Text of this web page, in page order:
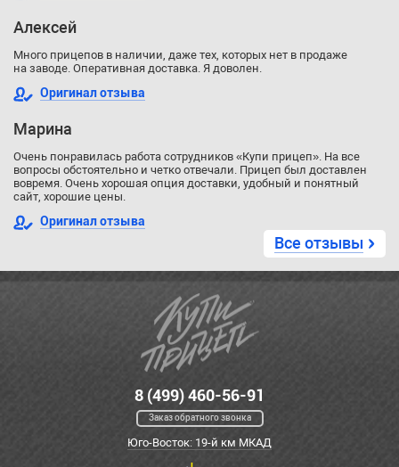
Алексей
Много прицепов в наличии, даже тех, которых нет в продаже
на заводе. Оперативная доставка. Я доволен.
Оригинал отзыва
Марина
Очень понравилась работа сотрудников «Купи прицеп». На все
вопросы обстоятельно и четко отвечали. Прицеп был доставлен
вовремя. Очень хорошая опция доставки, удобный и понятный
сайт, хорошие цены.
Оригинал отзыва
Все отзывы
8 (499) 460-56-91
Заказ обратного звонка
Юго-Восток: 19-й км МКАД